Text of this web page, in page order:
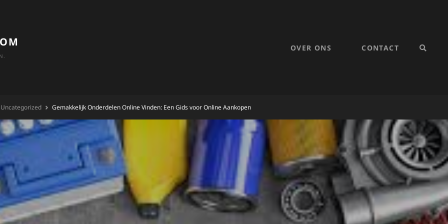
OVER ONS CONTACT
Uncategorized Gemakkelijk Onderdelen Online Vinden: Een Gids voor Online Aankopen